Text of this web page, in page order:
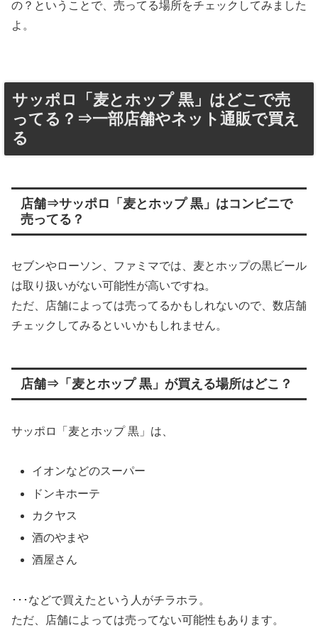
の？ということで、売ってる場所をチェックしてみました
よ。
サッポロ「麦とホップ 黒」はどこで売
ってる？⇒一部店舗やネット通販で買え
る
店舗⇒サッポロ「麦とホップ 黒」はコンビニで
売ってる？
セブンやローソン、ファミマでは、麦とホップの黒ビール
は取り扱いがない可能性が高いですね。
ただ、店舗によっては売ってるかもしれないので、数店舗
チェックしてみるといいかもしれません。
店舗⇒「麦とホップ 黒」が買える場所はどこ？
サッポロ「麦とホップ 黒」は、
イオンなどのスーパー
ドンキホーテ
カクヤス
酒のやまや
酒屋さん
･･･などで買えたという人がチラホラ。
ただ、店舗によっては売ってない可能性もあります。